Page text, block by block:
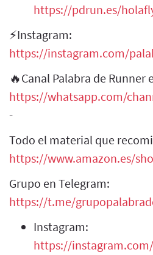
https://pdrun.es/
⚡Instagram:
https://instagram.com/
🔥Canal Palabra de Runner
https://whatsapp.com/
-
Todo el material que
https://www.amazon.es/
Grupo en Telegram:
https://t.me/
Instagram:
https://